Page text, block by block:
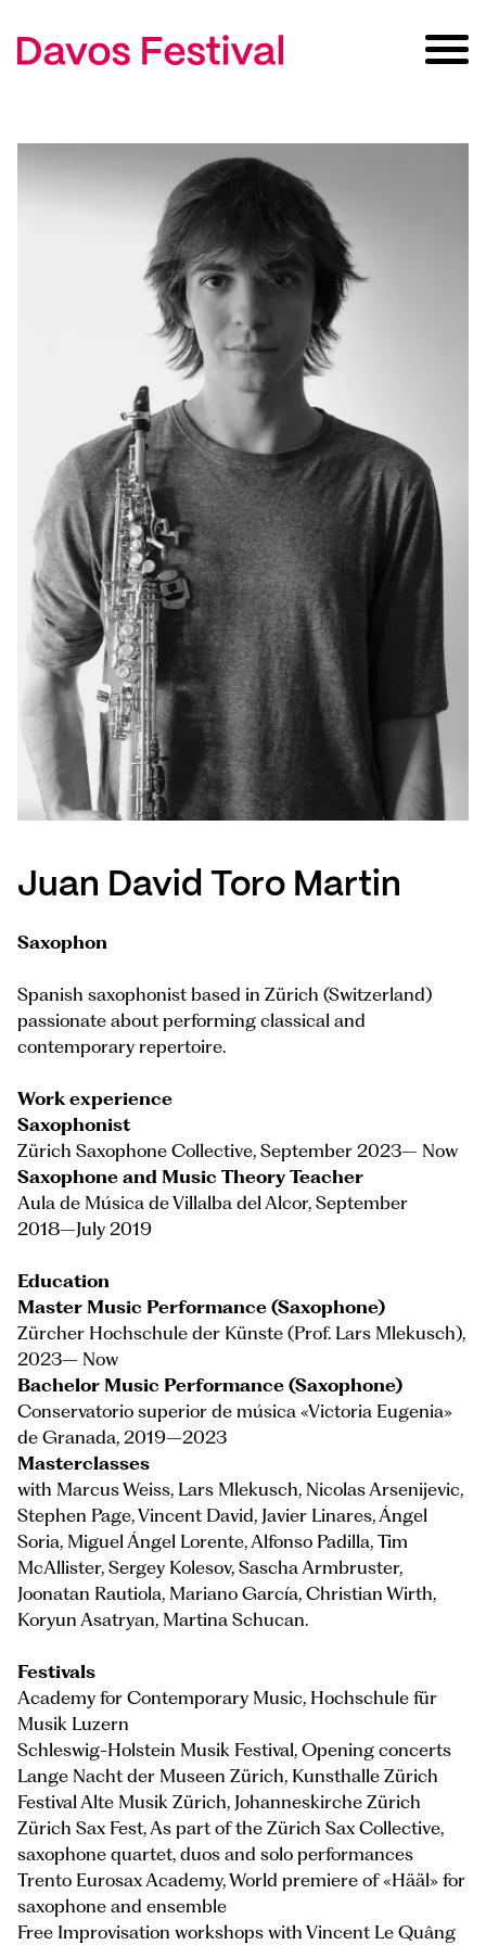
Juan David Toro Martin
Saxophon
Spanish saxophonist based in Zürich (Switzerland)
passionate about performing classical and
contemporary repertoire.
Work experience
Saxophonist
Zürich Saxophone Collective, September 2023– Now
Saxophone and Music Theory Teacher
Aula de Música de Villalba del Alcor, September
2018–July 2019
Education
Master Music Performance (Saxophone)
Zürcher Hochschule der Künste (Prof. Lars Mlekusch),
2023– Now
Bachelor Music Performance (Saxophone)
Conservatorio superior de música «Victoria Eugenia»
de Granada, 2019–2023
Masterclasses
with Marcus Weiss, Lars Mlekusch, Nicolas Arsenijevic,
Stephen Page, Vincent David, Javier Linares, Ángel
Soria, Miguel Ángel Lorente, Alfonso Padilla, Tim
McAllister, Sergey Kolesov, Sascha Armbruster,
Joonatan Rautiola, Mariano García, Christian Wirth,
Koryun Asatryan, Martina Schucan.
Festivals
Academy for Contemporary Music, Hochschule für
Musik Luzern
Schleswig-Holstein Musik Festival, Opening concerts
Lange Nacht der Museen Zürich, Kunsthalle Zürich
Festival Alte Musik Zürich, Johanneskirche Zürich
Zürich Sax Fest, As part of the Zürich Sax Collective,
saxophone quartet, duos and solo performances
Trento Eurosax Academy, World premiere of «Hääl» for
saxophone and ensemble
Free Improvisation workshops with Vincent Le Quâng